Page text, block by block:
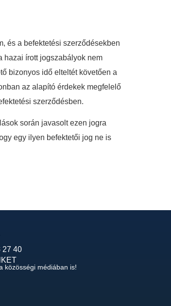
és a befektetési szerződésekben
hazai írott jogszabályok nem
bizonyos idő elteltét követően a
az alapító érdekek megfelelő
szerződésben.
során javasolt ezen jogra
egy ilyen befektetői jog ne is
27 40
közösségi médiában is!